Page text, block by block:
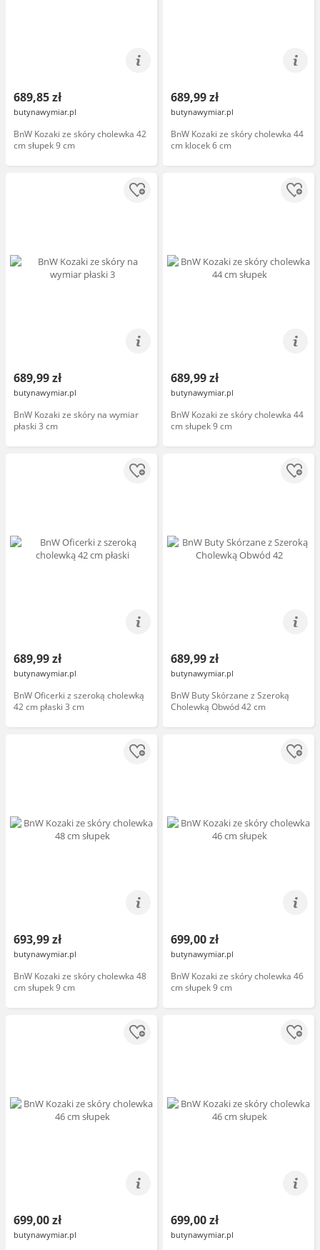
689,85 zł
butynawymiar.pl
BnW Kozaki ze skóry cholewka 42
cm słupek 9 cm
689,99 zł
butynawymiar.pl
BnW Kozaki ze skóry cholewka 44
cm klocek 6 cm
689,99 zł
butynawymiar.pl
BnW Kozaki ze skóry na wymiar
płaski 3 cm
689,99 zł
butynawymiar.pl
BnW Kozaki ze skóry cholewka 44
cm słupek 9 cm
689,99 zł
butynawymiar.pl
BnW Oficerki z szeroką cholewką
42 cm płaski 3 cm
689,99 zł
butynawymiar.pl
BnW Buty Skórzane z Szeroką
Cholewką Obwód 42 cm
693,99 zł
butynawymiar.pl
BnW Kozaki ze skóry cholewka 48
cm słupek 9 cm
699,00 zł
butynawymiar.pl
BnW Kozaki ze skóry cholewka 46
cm słupek 9 cm
699,00 zł
butynawymiar.pl
699,00 zł
butynawymiar.pl